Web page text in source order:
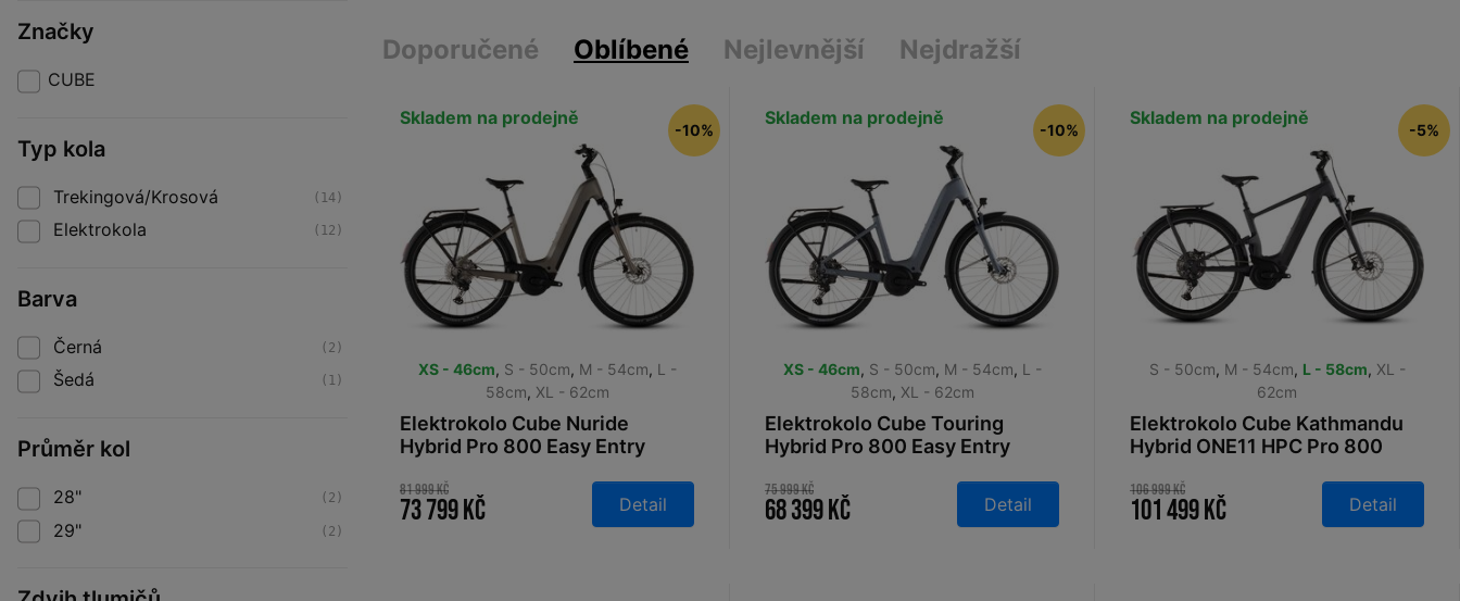
Doporučené Oblíbené Nejlevnější Nejdražší
Skladem na prodejně
XS - 46cm, S - 50cm, M - 54cm, L -
58cm, XL - 62cm
Elektrokolo Cube Nuride
Hybrid Pro 800 Easy Entry
-10%
81 999 Kč
73 799 Kč Detail
Skladem na prodejně
XS - 46cm, S - 50cm, M - 54cm, L -
58cm, XL - 62cm
Elektrokolo Cube Touring
Hybrid Pro 800 Easy Entry
-10%
75 999 Kč
68 399 Kč Detail
Skladem na prodejně
S - 50cm, M - 54cm, L - 58cm, XL -
62cm
Elektrokolo Cube Kathmandu
Hybrid ONE11 HPC Pro 800
-5%
106 999 Kč
101 499 Kč Detail
Značky
CUBE
Typ kola
Trekingová/Krosová (14)
Elektrokola (12)
Barva
Černá (2)
Šedá (1)
Průměr kol
28" (2)
29" (2)